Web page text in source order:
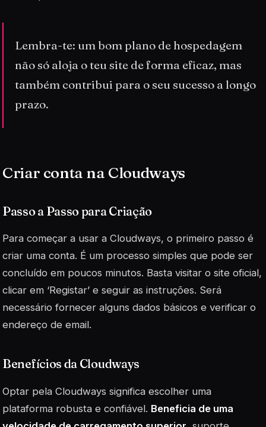
Lembra-te: um bom plano de hospedagem
não só aloja o teu site de forma eficaz, mas
também contribui para o seu sucesso a longo
prazo.
Criar conta na Cloudways
Passo a Passo para Criação
Para começar a usar a Cloudways, o primeiro passo é
criar uma conta. É um processo simples que pode ser
concluído em poucos minutos. Basta visitar o site oficial,
clicar em ‘Registar’ e seguir as instruções. Será
necessário fornecer alguns dados básicos e verificar o
endereço de email.
Benefícios da Cloudways
Optar pela Cloudways significa escolher uma
plataforma robusta e confiável. Beneficia de uma